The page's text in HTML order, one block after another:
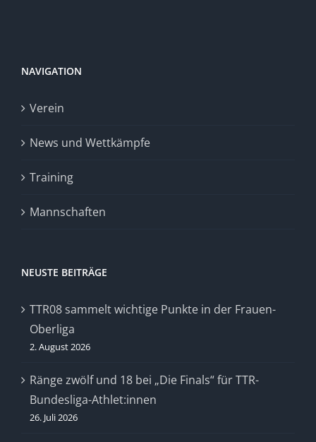
NAVIGATION
Verein
News und Wettkämpfe
Training
Mannschaften
NEUSTE BEITRÄGE
TTR08 sammelt wichtige Punkte in der Frauen-
Oberliga
2. August 2026
Ränge zwölf und 18 bei „Die Finals“ für TTR-
Bundesliga-Athlet:innen
26. Juli 2026